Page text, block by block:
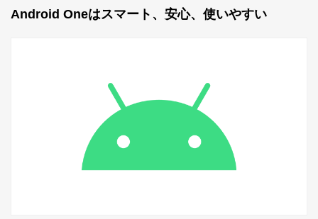
Android Oneはスマート、安心、使いやすい